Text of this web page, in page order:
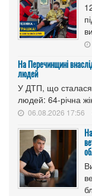
На Перечинщині
людей
У ДТП, що
людей: 64-річна
06.08.2026 17:56